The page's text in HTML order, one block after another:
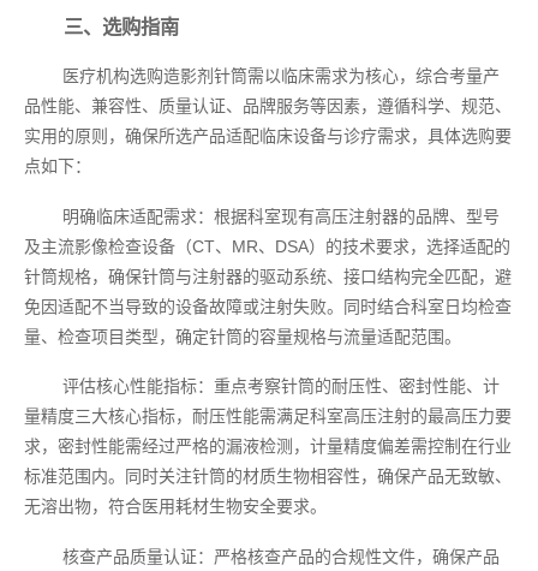
三、选购指南
医疗机构选购造影剂针筒需以临床需求为核心，综合考量产
品性能、兼容性、质量认证、品牌服务等因素，遵循科学、规范、
实用的原则，确保所选产品适配临床设备与诊疗需求，具体选购要
点如下：
明确临床适配需求：根据科室现有高压注射器的品牌、型号
及主流影像检查设备（CT、MR、DSA）的技术要求，选择适配的
针筒规格，确保针筒与注射器的驱动系统、接口结构完全匹配，避
免因适配不当导致的设备故障或注射失败。同时结合科室日均检查
量、检查项目类型，确定针筒的容量规格与流量适配范围。
评估核心性能指标：重点考察针筒的耐压性、密封性能、计
量精度三大核心指标，耐压性能需满足科室高压注射的最高压力要
求，密封性能需经过严格的漏液检测，计量精度偏差需控制在行业
标准范围内。同时关注针筒的材质生物相容性，确保产品无致敏、
无溶出物，符合医用耗材生物安全要求。
核查产品质量认证：严格核查产品的合规性文件，确保产品